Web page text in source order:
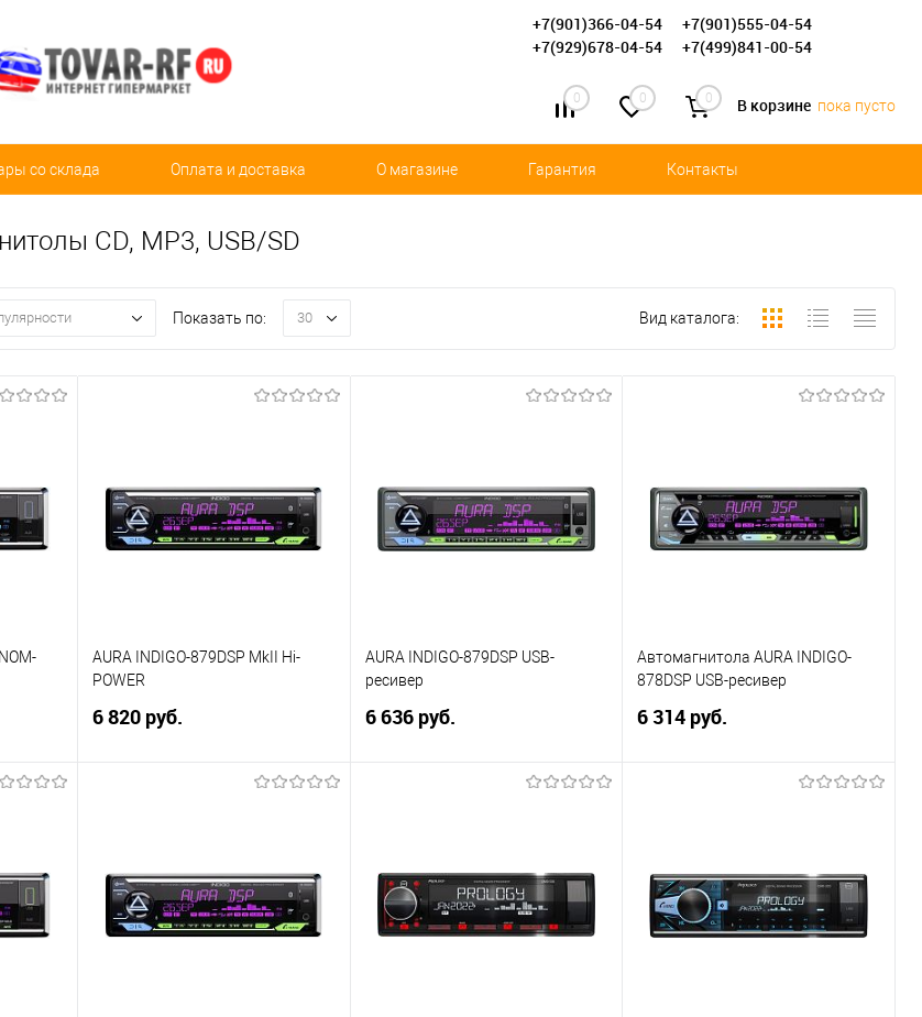
+7(901)366-04-54
+7(901)555-04-54
+7(929)678-04-54
+7(499)841-00-54
0 0 0 В корзине пока пусто
со склада Оплата и доставка О магазине Гарантия Контакты
СD, MP3, USB/SD
Показать по: 30 Вид каталога:
AURA INDIGO-879DSP MkII Hi-
POWER
6 820 руб.
В избранное
AURA INDIGO-879DSP USB-
ресивер
6 636 руб.
В избранное
Автомагнитола AURA INDIGO-
878DSP USB-ресивер
6 314 руб.
В избранное